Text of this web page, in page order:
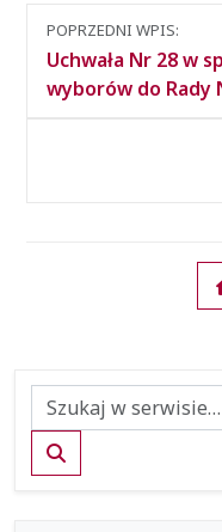
Nawigacja
między
wpisami
POPRZEDNI WPIS:
Uchwała Nr 28 w
wyborów do
Szukaj